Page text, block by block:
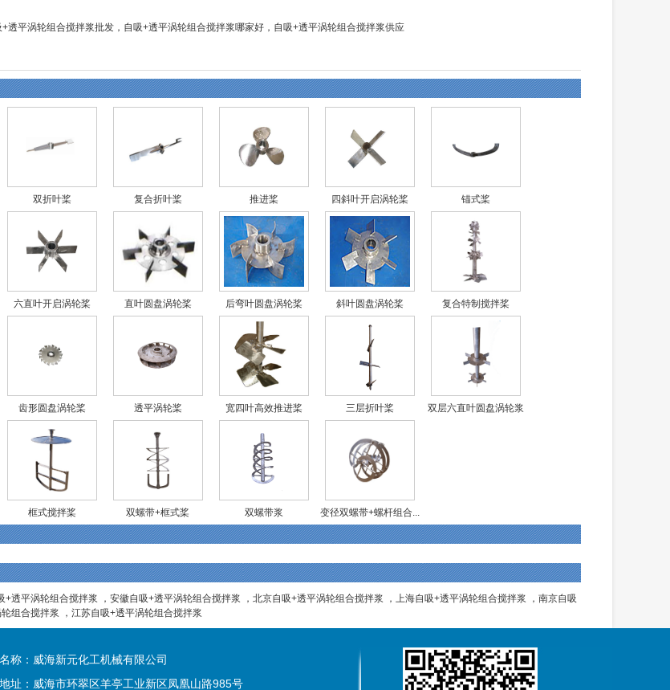
平涡轮组合搅拌浆批发，自吸+透平涡轮组合搅拌浆哪家好，自吸+透平涡轮组合搅拌浆供应
双折叶桨 复合折叶桨 推进桨 四斜叶开启涡轮桨 锚式桨
六直叶开启涡轮桨 直叶圆盘涡轮桨 后弯叶圆盘涡轮桨 斜叶圆盘涡轮桨 复合特制搅拌桨
齿形圆盘涡轮桨 透平涡轮桨 宽四叶高效推进桨 三层折叶桨 双层六直叶圆盘涡轮浆
框式搅拌桨 双螺带+框式桨 双螺带浆 变径双螺带+螺杆组合...
+透平涡轮组合搅拌浆 ， 安徽自吸+透平涡轮组合搅拌浆 ， 北京自吸+透平涡轮组合搅拌浆 ， 上海自吸+透平涡轮组合搅拌浆 ， 南京自吸
组合搅拌浆 ， 江苏自吸+透平涡轮组合搅拌浆
称：威海新元化工机械有限公司
址：威海市环翠区羊亭工业新区凤凰山路985号